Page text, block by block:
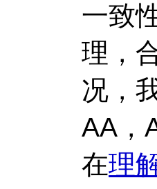
一致
理，
况，
AA，
在理